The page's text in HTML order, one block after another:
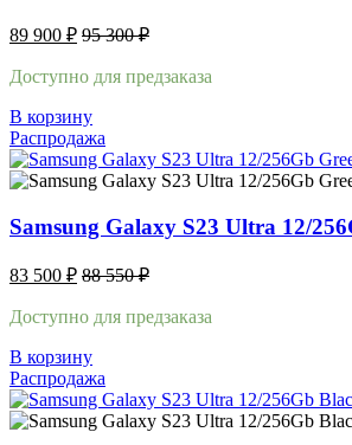
89 900 ₽ 95 300₽
Доступно для предзаказа
В корзину
Распродажа
Samsung Galaxy S23 Ultra 12/
83 500 ₽ 88 550₽
Доступно для предзаказа
В корзину
Распродажа